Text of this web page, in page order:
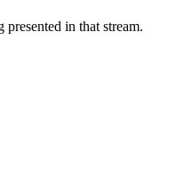
in that stream.